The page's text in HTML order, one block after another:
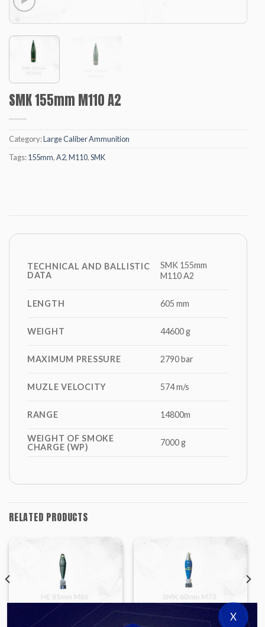
SMK 155mm M110 A2
Category:Large Caliber Ammunition
Tags:155mm,A2,M110,SMK
TECHNICAL AND BALLISTIC
DATA
SMK 155mm
M110 A2
LENGTH 605 mm
WEIGHT 44600 g
MAXIMUM PRESSURE 2790 bar
MUZLE VELOCITY 574 m/s
RANGE 14800m
WEIGHT OF SMOKE
CHARGE (WP)
7000 g
RELATED PRODUCTS
X